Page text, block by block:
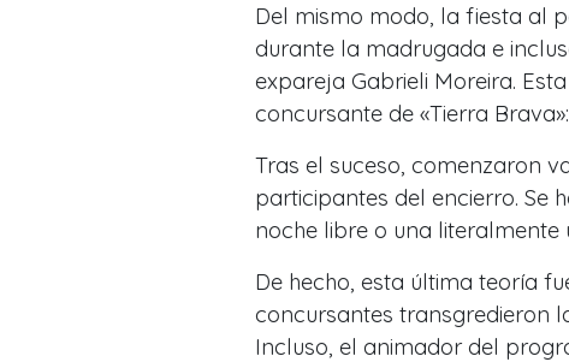
Del mismo modo, la fiesta al
durante la madrugada e
expareja Gabrieli Moreira.
concursante de «Tierra Brava»:
Tras el suceso, comenzaron
participantes del encierro. Se
noche libre o una literalmente
De hecho, esta última teoría
concursantes transgredieron
Incluso, el animador del